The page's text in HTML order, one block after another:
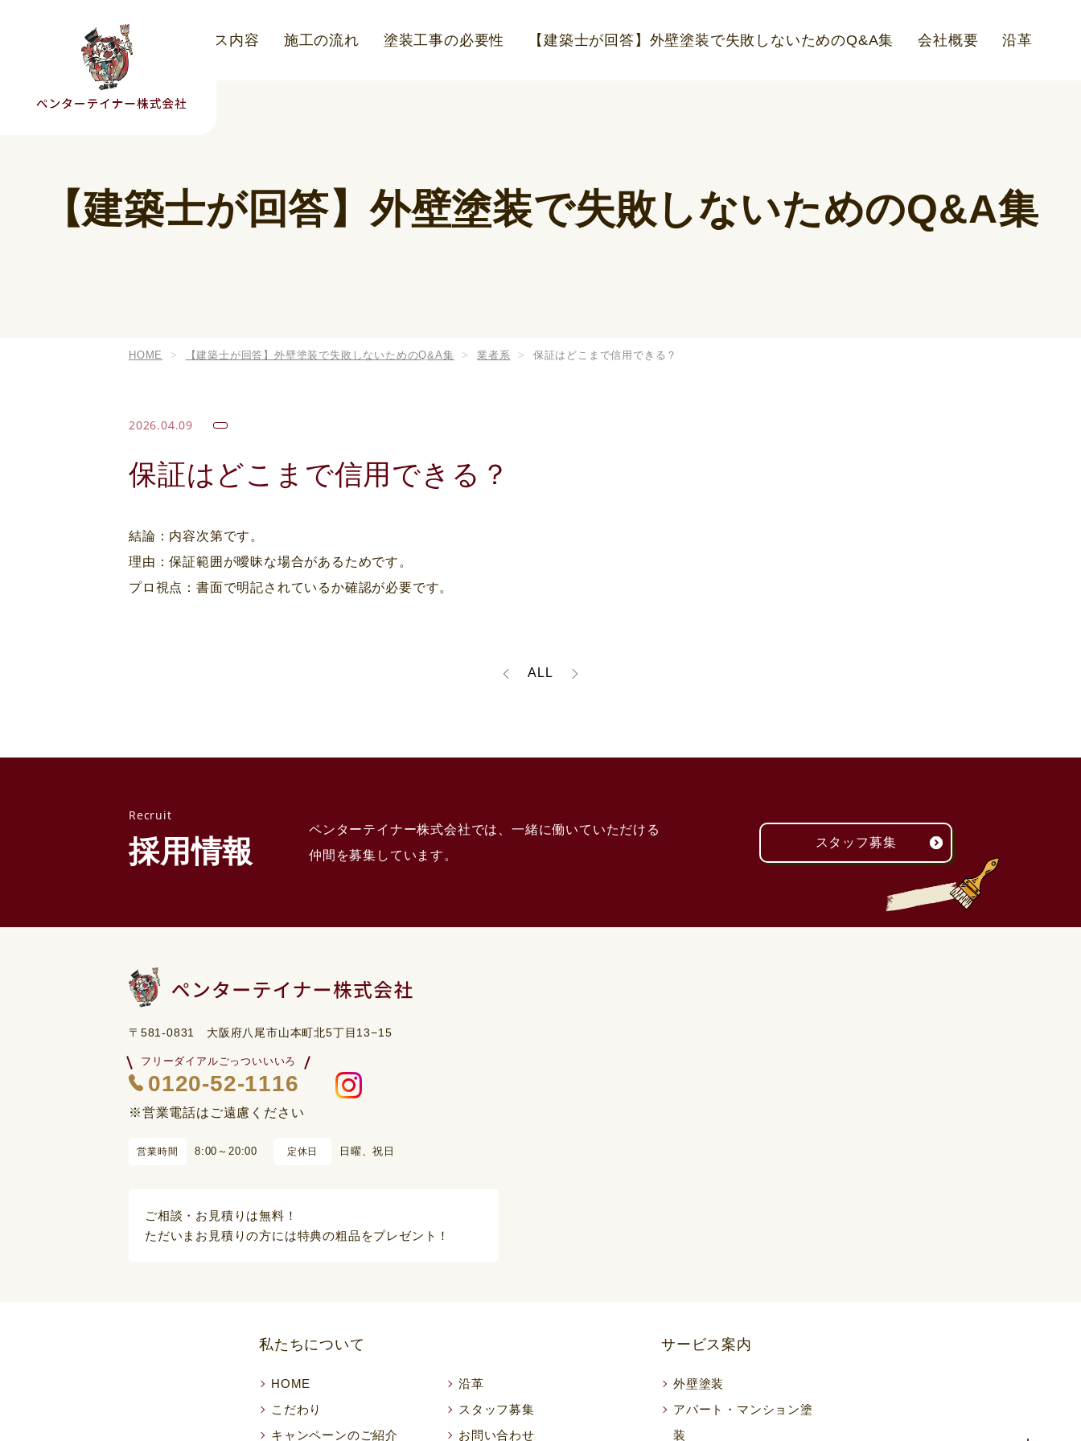
こだわり サービス内容 施工の流れ 塗装工事の必要性 【建築士が回答】外壁塗装で失敗しないためのQ&A集 会社概要 沿革
【建築士が回答】外壁塗装で失敗しないためのQ&A集
HOME 【建築士が回答】外壁塗装で失敗しないためのQ&A集 業者系 保証はどこまで信用できる？
2026.04.09
保証はどこまで信用できる？
結論：内容次第です。
理由：保証範囲が曖昧な場合があるためです。
プロ視点：書面で明記されているか確認が必要です。
ALL
採用情報
ペンターテイナー株式会社では、一緒に働いていただける
仲間を募集しています。
スタッフ募集
〒581-0831 大阪府八尾市山本町北5丁目13−15
フリーダイアルごっついいいろ
0120-52-1116
※営業電話はご遠慮ください
営業時間 8:00～20:00 定休日 日曜、祝日
ご相談・お見積りは無料！
ただいまお見積りの方には特典の粗品をプレゼント！
私たちについて
HOME
こだわり
キャンペーンのご紹介
沿革
スタッフ募集
お問い合わせ
サービス案内
外壁塗装
アパート・マンション塗
装